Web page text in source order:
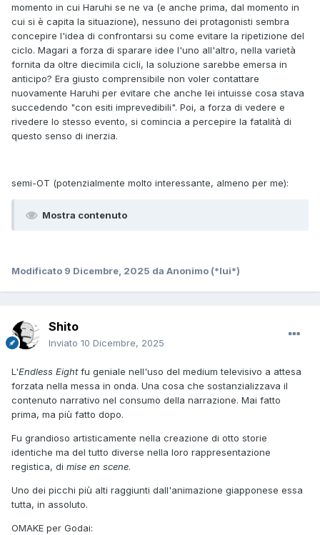
momento in cui Haruhi se ne va (e anche prima, dal momento in
cui si è capita la situazione), nessuno dei protagonisti sembra
concepire l'idea di confrontarsi su come evitare la ripetizione del
ciclo. Magari a forza di sparare idee l'uno all'altro, nella varietà
fornita da oltre diecimila cicli, la soluzione sarebbe emersa in
anticipo? Era giusto comprensibile non voler contattare
nuovamente Haruhi per evitare che anche lei intuisse cosa stava
succedendo "con esiti imprevedibili". Poi, a forza di vedere e
rivedere lo stesso evento, si comincia a percepire la fatalità di
questo senso di inerzia.
semi-OT (potenzialmente molto interessante, almeno per me):
Mostra contenuto
Modificato 9 Dicembre, 2025 da Anonimo (*lui*)
Shito
Inviato 10 Dicembre, 2025
L'Endless Eightfu geniale nell'uso del medium televisivo a attesa
forzata nella messa in onda. Una cosa che sostanzializzava il
contenuto narrativo nel consumo della narrazione. Mai fatto
prima, ma più fatto dopo.
Fu grandioso artisticamente nella creazione di otto storie
identiche ma del tutto diverse nella loro rappresentazione
registica, di mise en scene.
Uno dei picchi più alti raggiunti dall'animazione giapponese essa
tutta, in assoluto.
OMAKE per Godai: